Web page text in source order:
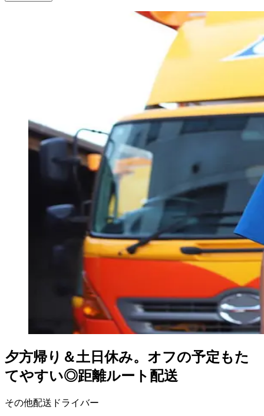
夕方帰り＆土日休み。オフの予定もた
てやすい◎距離ルート配送
その他配送ドライバー